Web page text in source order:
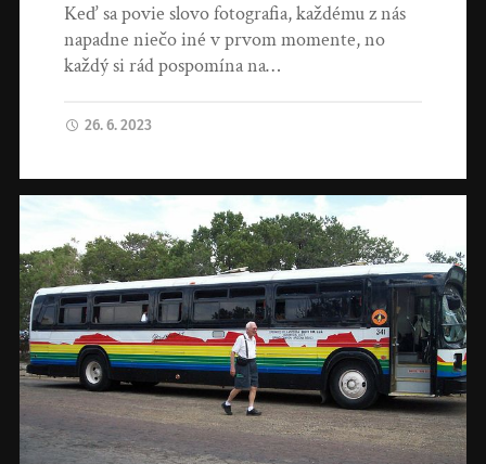
Keď sa povie slovo fotografia, každému z nás
napadne niečo iné v prvom momente, no
každý si rád pospomína na…
26. 6. 2023